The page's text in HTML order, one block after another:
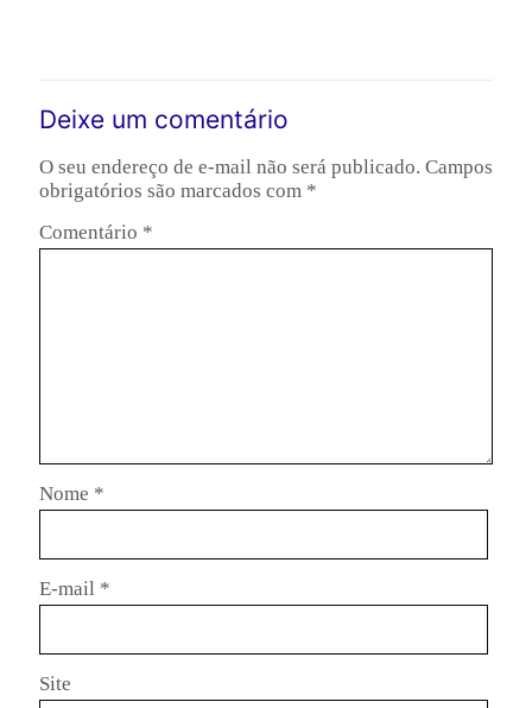
Deixe um comentário
O seu endereço de e-mail não será publicado. Campos
obrigatórios são marcados com *
Comentário *
Nome *
E-mail *
Site